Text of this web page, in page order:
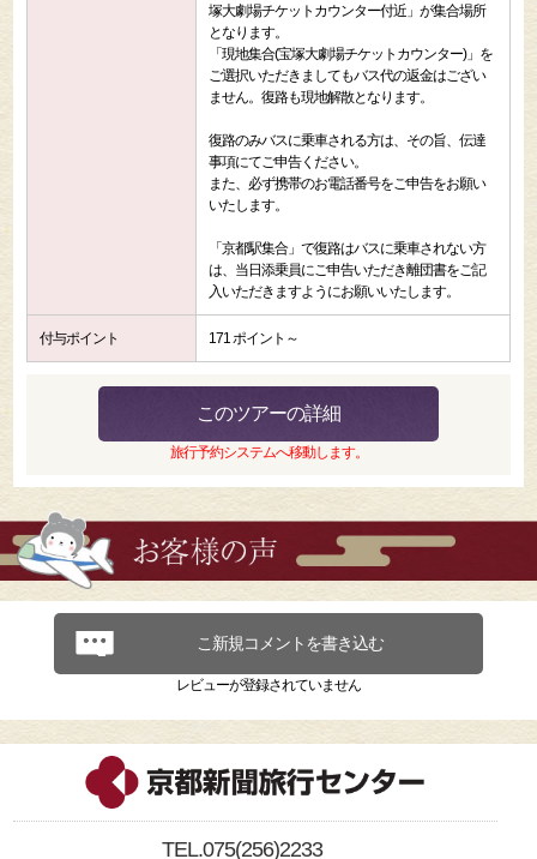
塚大劇場チケットカウンター付近」が集合場所
となります。
「現地集合(宝塚大劇場チケットカウンター)」を
ご選択いただきましてもバス代の返金はござい
ません。復路も現地解散となります。
復路のみバスに乗車される方は、その旨、伝達
事項にてご申告ください。
また、必ず携帯のお電話番号をご申告をお願い
いたします。
「京都駅集合」で復路はバスに乗車されない方
は、当日添乗員にご申告いただき離団書をご記
入いただきますようにお願いいたします。
付与ポイント 171 ポイント～
このツアーの詳細
旅行予約システムへ移動します。
こ新規コメントを書き込む
レビューが登録されていません
TEL.075(256)2233